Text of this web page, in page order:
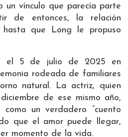
un vínculo que parecía parte
de entonces, la relación
hasta que Long le propuso
el 5 de julio de 2025 en
rodeada de familiares
natural. La actriz, quien
de ese mismo año,
un verdadero “cuento
que el amor puede llegar,
momento de la vida.